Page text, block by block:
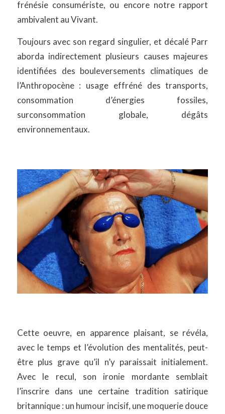
frénésie consumériste, ou encore notre rapport
ambivalent au Vivant.
Toujours avec son regard singulier, et décalé Parr
aborda indirectement plusieurs causes majeures
identifiées des bouleversements climatiques de
l’Anthropocène : usage effréné des transports,
consommation d’énergies fossiles,
surconsommation globale, dégâts
environnementaux.
Cette oeuvre, en apparence plaisant, se révéla,
avec le temps et l’évolution des mentalités, peut-
être plus grave qu’il n’y paraissait initialement.
Avec le recul, son ironie mordante semblait
l’inscrire dans une certaine tradition satirique
britannique : un humour incisif, une moquerie douce